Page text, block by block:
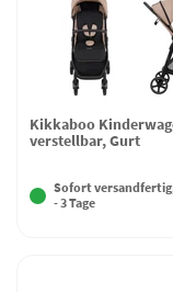
Kikkaboo
verstellbar, Gurt
Sofort
- 3 Tage